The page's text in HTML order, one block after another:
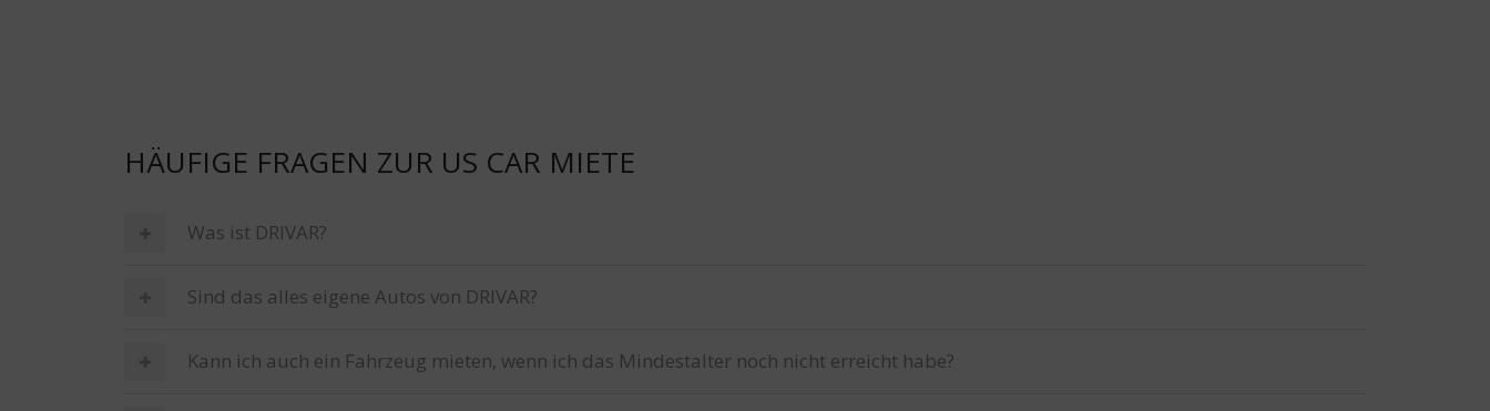
HÄUFIGE FRAGEN ZUR US CAR MIETE
Was ist DRIVAR?
Sind das alles eigene Autos von DRIVAR?
Kann ich auch ein Fahrzeug mieten, wenn ich das Mindestalter noch nicht erreicht habe?